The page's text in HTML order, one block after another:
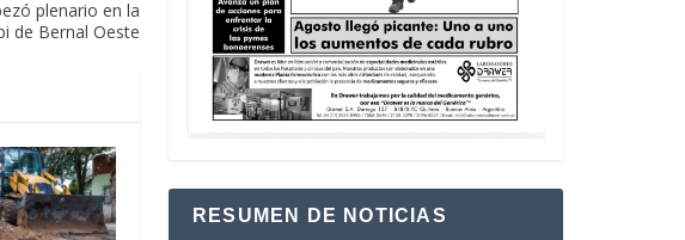
plenario en la
de Bernal Oeste
RESUMEN DE NOTICIAS